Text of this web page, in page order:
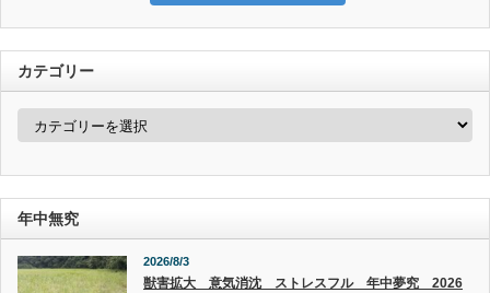
カテゴリー
カ
ー
年中無究
2026/8/3
獣害拡大 意気消沈 ストレスフル 年中夢究 2026